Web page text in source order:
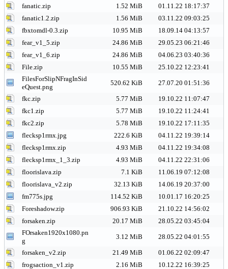
fanatic.zip
1.52 MiB
01.11.22 18:17:37
fanatic1.2.zip
1.56 MiB
03.11.22 09:03:25
fbxtomdl-0.3.zip
10.95 MiB
18.09.14 04:13:57
fear_v1_5.zip
24.86 MiB
29.05.23 06:21:46
fear_v1_6.zip
24.86 MiB
04.06.23 03:40:36
File.zip
10.55 MiB
25.10.22 12:23:41
FilesForSlipNFragInSid
eQuest.png
520.62 KiB 27.07.20 01:51:36
fkc.zip 5.77 MiB
19.10.22 11:07:47
fkc1.zip
5.77 MiB
19.10.22 11:24:41
fkc2.zip
5.78 MiB
19.10.22 17:11:35
flecksp1rmx.jpg
222.6 KiB
04.11.22 19:39:14
flecksp1rmx.zip
4.93 MiB
04.11.22 19:34:08
flecksp1rmx_1_3.zip
4.93 MiB
04.11.22 22:31:06
floorislava.zip
7.1 KiB
11.06.19 07:12:08
floorislava_v2.zip
32.13 KiB
14.06.19 20:37:00
fm775s.jpg
114.52 KiB
10.01.17 16:20:25
Foreshadow.zip
906.93 KiB
21.10.22 14:56:02
forsaken.zip
20.17 MiB
28.05.22 03:45:04
FOrsaken1920x1080.pn
g
3.12 MiB 28.05.22 04:01:55
forsaken_v2.zip 21.49 MiB
01.06.22 02:09:47
frogsaction_v1.zip
2.16 MiB
10.12.22 16:39:25